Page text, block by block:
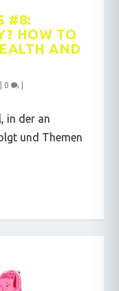
#8:
HOW TO
AND
0
in der an
und Themen